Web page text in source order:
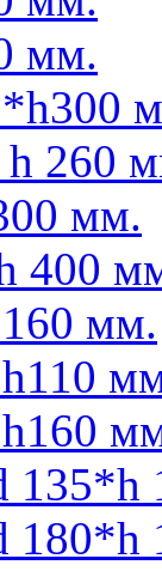
мм.
h 260
мм.
400
мм.
135*h
180*h